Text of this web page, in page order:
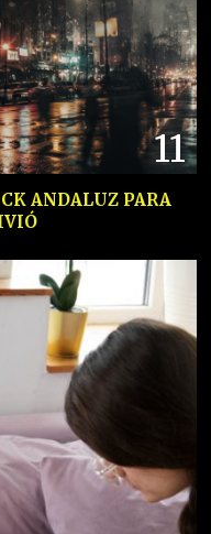
11
ANDALUZ PARA